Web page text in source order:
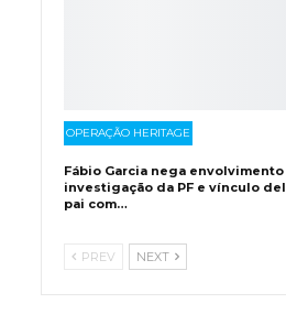
OPERAÇÃO HERITAGE
Fábio Garcia nega envolvimento
investigação da PF e vínculo
pai com…
PREV NEXT